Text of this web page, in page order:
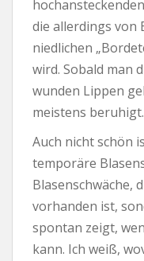
die allerdings von
niedlichen
wird. Sobald man
wunden Lippen
meistens
Auch nicht schön
temporäre
Blasenschwäche,
vorhanden ist,
spontan zeigt,
kann. Ich weiß,